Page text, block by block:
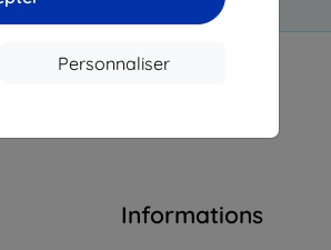
Personnaliser
Informations